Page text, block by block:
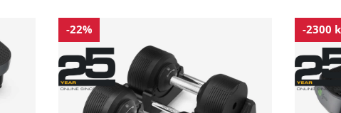
-22% -2300